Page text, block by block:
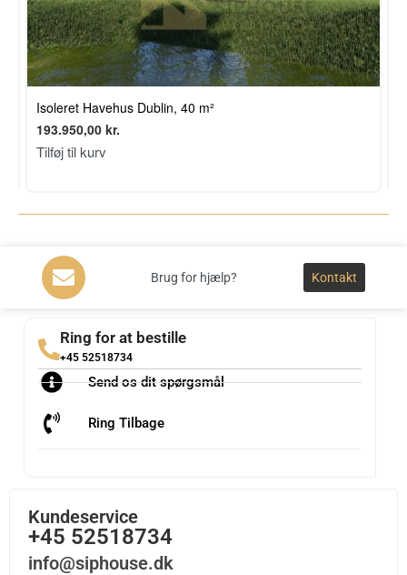
Isoleret Havehus Dublin, 40 m²
193.950,00 kr.
Tilføj til kurv
Brug for hjælp? Kontakt
Ring for at bestille
+45 52518734
Send os dit spørgsmål
Ring Tilbage
Kundeservice
+45 52518734
info@siphouse.dk